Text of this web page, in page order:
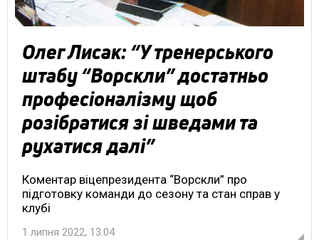
Олег Лисак: “У тренерського
штабу “Ворскли” достатньо
професіоналізму щоб
розібратися зі шведами та
рухатися далі”
Коментар віцепрезидента “Ворскли” про
підготовку команди до сезону та стан справ у
клубі
1 липня 2022, 13:04